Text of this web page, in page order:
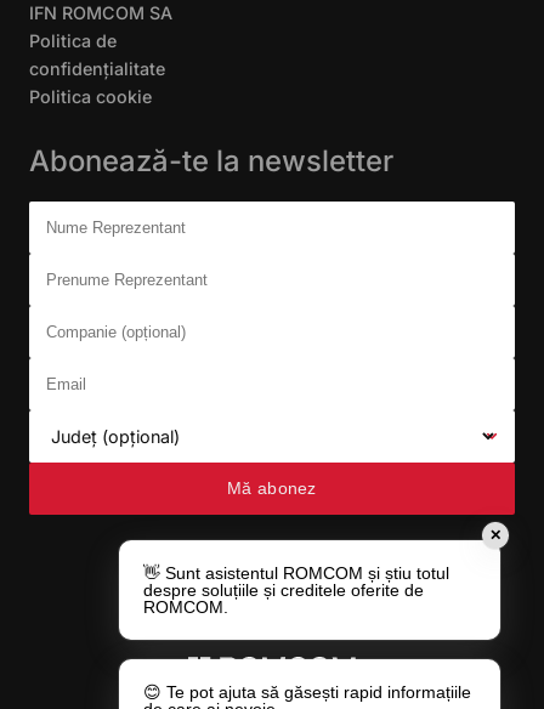
IFN ROMCOM SA
Politica de
confidențialitate
Politica cookie
Abonează-te la newsletter
Don't fill this out:
Nume Reprezentant
Prenume Reprezentant
Companie (opțional)
Email
Județ (opțional)
Mă abonez
✕
👋 Sunt asistentul ROMCOM și știu totul
despre soluțiile și creditele oferite de
ROMCOM.
😊 Te pot ajuta să găsești rapid informațiile